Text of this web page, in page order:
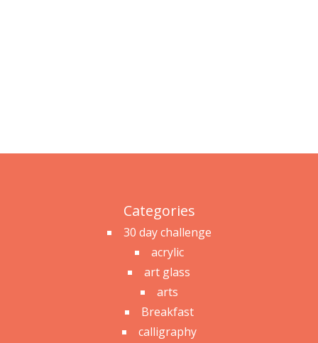
Categories
30 day challenge
acrylic
art glass
arts
Breakfast
calligraphy